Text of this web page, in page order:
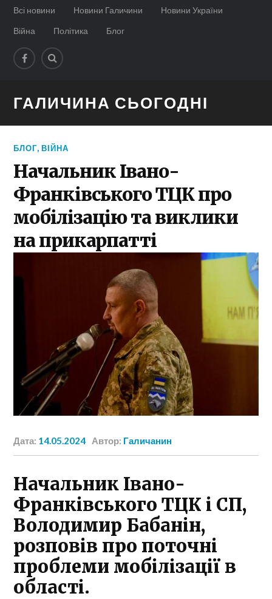
Всі новини Новини Галичини
Новини України
Війна
Політика Блог
ГАЛИЧИНА СЬОГОДНІ
БЛОГ,ВІЙНА
Начальник Івано-
Франківського ТЦК про
мобілізацію та виклики
на прикарпатті
Дата: 14.05.2024 Автор: Галичанин
Начальник Івано-
Франківського ТЦК і СП,
Володимир Бабанін,
розповів про поточні
проблеми мобілізації в
області.